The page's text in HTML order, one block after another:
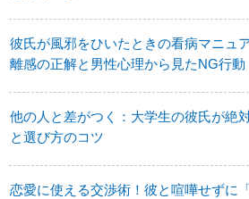
彼氏が風邪をひいたときの看病マニュ
離感の正解と男性心理から見たNG行動
他の人と差がつく：大学生の彼氏が絶
と選び方のコツ
恋愛に使える交渉術！彼と喧嘩せずに